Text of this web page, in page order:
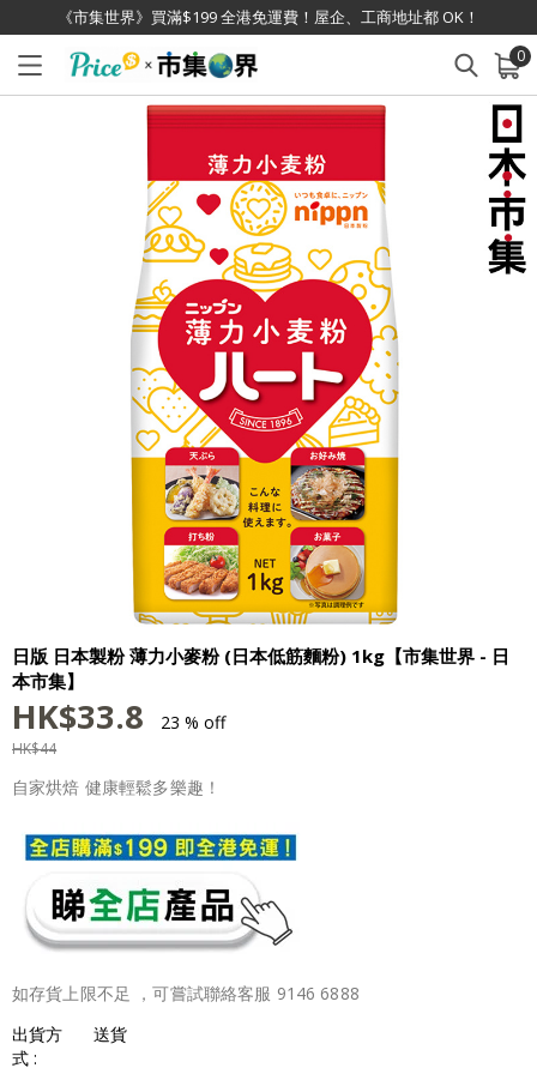
《市集世界》買滿$199 全港免運費！屋企、工商地址都 OK！
0
已加入購物車 查看
日版 日本製粉 薄力小麥粉 (日本低筋麵粉) 1kg【市集世界 - 日
本市集】
HK$33.8 23 % off
HK$44
自家烘焙 健康輕鬆多樂趣！
如存貨上限不足 ，可嘗試聯絡客服 9146 6888
出貨方
式 :
送貨